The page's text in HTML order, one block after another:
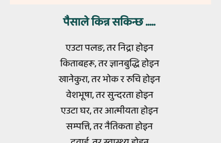
पैसाले किन्न सकिन्छ .....
एउटा पलङ, तर निद्रा होइन
किताबहरू, तर ज्ञानबुद्धि होइन
खानेकुरा, तर भोक र रुचि होइन
वेशभूषा, तर सुन्दरता होइन
एउटा घर, तर आत्मीयता होइन
सम्पत्ति, तर नैतिकता होइन